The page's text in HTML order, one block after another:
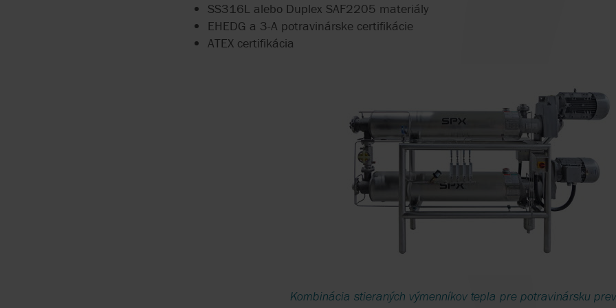
SS316L alebo Duplex SAF2205 materiály
EHEDG a 3-A potravinárske certifikácie
ATEX certifikácia
Kombinácia stieraných výmenníkov tepla pre potravinársku